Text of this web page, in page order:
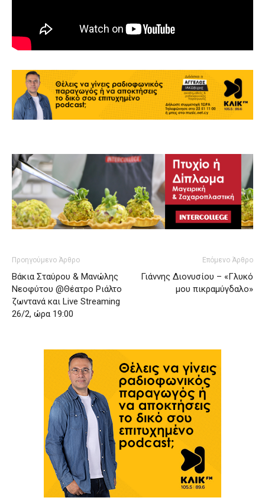
Προηγούμενο Άρθρο
Βάκια Σταύρου & Μανώλης
Νεοφύτου @Θέατρο Ριάλτο
ζωντανά και Live Streaming
26/2, ώρα 19:00
Επόμενο Άρθρο
Γιάννης Διονυσίου – «Γλυκό
μου πικραμύγδαλο»